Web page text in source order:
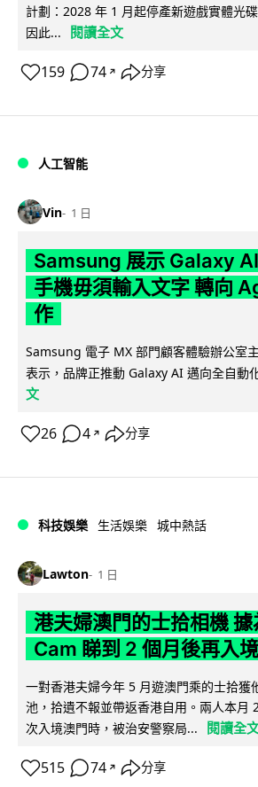
計劃：2028 年 1 月起停產新遊戲實體光
因此...
閱讀全文
159 74 ↗ 分享
人工智能
Vin 1 日
Samsung 展示 Galaxy
手機毋須輸入文字 轉向
作
Samsung 電子 MX 部門顧客體驗辦公室
表示，品牌正推動 Galaxy AI 邁向全自動
文
26 4 ↗ 分享
科技娛樂 生活娛樂 城中熱話
Lawton 1 日
港夫婦澳門的士拾相機
Cam 睇到 2 個月後再入
一對香港夫婦今年 5 月遊澳門乘的士拾獲
池，拾遺不報並帶返香港自用。兩人本月
次入境澳門時，被治安警察局...
閱讀全
515 74 ↗ 分享